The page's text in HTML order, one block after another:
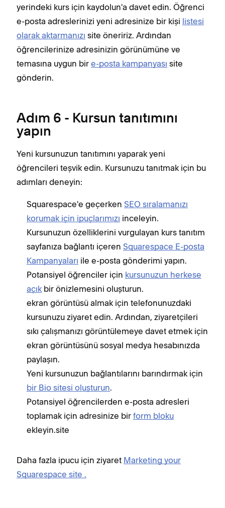
yerindeki kurs için kaydolun'a davet edin. Öğrenci
e-posta adreslerinizi yeni adresinize bir kişi listesi
olarak aktarmanızı site öneririz. Ardından
öğrencilerinize adresinizin görünümüne ve
temasına uygun bir e-posta kampanyası site
gönderin.
Adım 6 - Kursun tanıtımını
yapın
Yeni kursunuzun tanıtımını yaparak yeni
öğrencileri teşvik edin. Kursunuzu tanıtmak için bu
adımları deneyin:
Squarespace'e geçerken SEO sıralamanızı
korumak için ipuçlarımızı inceleyin.
Kursunuzun özelliklerini vurgulayan kurs tanıtım
sayfanıza bağlantı içeren Squarespace E-posta
Kampanyaları ile e-posta gönderimi yapın.
Potansiyel öğrenciler için kursunuzun herkese
açık bir önizlemesini oluşturun.
ekran görüntüsü almak için telefonunuzdaki
kursunuzu ziyaret edin. Ardından, ziyaretçileri
sıkı çalışmanızı görüntülemeye davet etmek için
ekran görüntüsünü sosyal medya hesabınızda
paylaşın.
Yeni kursunuzun bağlantılarını barındırmak için
bir Bio sitesi oluşturun.
Potansiyel öğrencilerden e-posta adresleri
toplamak için adresinize bir form bloku
ekleyin.site
Daha fazla ipucu için ziyaret Marketing your
Squarespace site .